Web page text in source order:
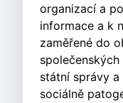
organizací a
informace a k
zaměřené do
státní správy a
sociálně